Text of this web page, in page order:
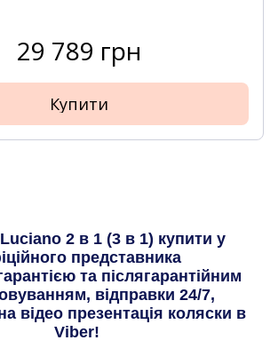
29 789 грн
Купити
2 в 1 (3 в 1) купити у
представника
та післягарантійним
відправки 24/7,
відео презентація коляски в
Viber!